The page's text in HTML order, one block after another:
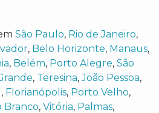
São Paulo, Rio de Janeiro,
, Belo Horizonte, Manaus,
, Belém, Porto Alegre, São
, Teresina,João Pessoa,
, Florianópolis, Porto Velho,
Branco, Vitória, Palmas,